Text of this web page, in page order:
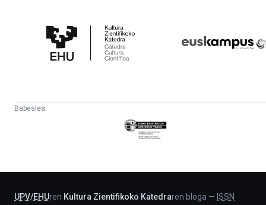
Zientifikoko
Katedra
Babeslea:
Eusko
Jaurlaritza
UPV/EHUren Kultura Zientifikoko Katedraren bloga — ISSN